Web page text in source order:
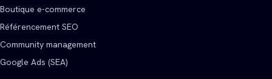
Boutique e-commerce
Référencement SEO
Community management
Google Ads (SEA)